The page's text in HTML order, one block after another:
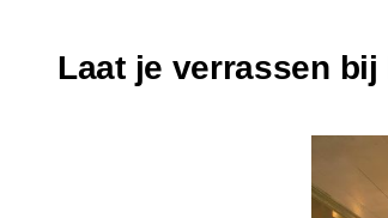
Laat je verrassen